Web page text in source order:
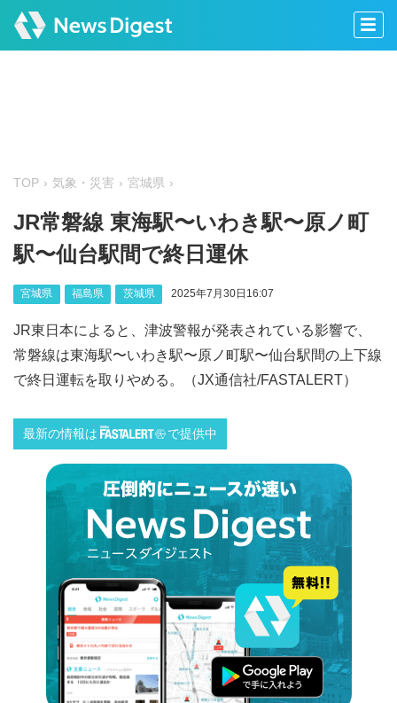
TOP 気象・災害 宮城県
JR常磐線 東海駅〜いわき駅〜原ノ町
駅〜仙台駅間で終日運休
宮城県 福島県 茨城県 2025年7月30日16:07
JR東日本によると、津波警報が発表されている影響で、
常磐線は東海駅〜いわき駅〜原ノ町駅〜仙台駅間の上下線
で終日運転を取りやめる。（JX通信社/FASTALERT）
最新の情報は で提供中